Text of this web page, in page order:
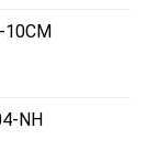
₫.
10CM
NH